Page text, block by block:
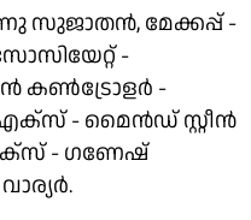
സുജാതൻ, മേക്കപ്പ് -
-
കൺട്രോളർ -
- മൈൻഡ് സ്റ്റീൻ
- ഗണേഷ്